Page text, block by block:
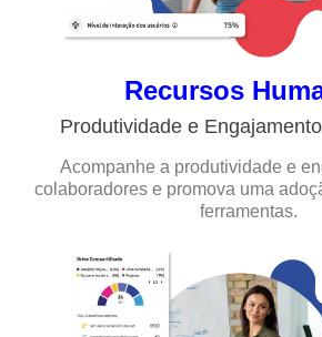
Recursos
Produtividade e
Acompanhe a produtividade e
colaboradores e promova uma
ferramentas.